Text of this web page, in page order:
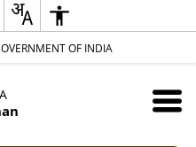
OF INDIA